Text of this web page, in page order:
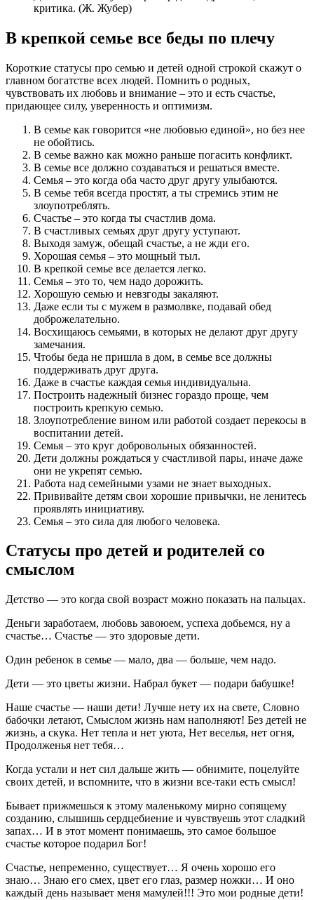
критика. (Ж. Жубер)
В крепкой семье все беды по плечу
Короткие статусы про семью и детей одной строкой скажут о
главном богатстве всех людей. Помнить о родных,
чувствовать их любовь и внимание – это и есть счастье,
придающее силу, уверенность и оптимизм.
В семье как говорится «не любовью единой», но без нее
не обойтись.
В семье важно как можно раньше погасить конфликт.
В семье все должно создаваться и решаться вместе.
Семья – это когда оба часто друг другу улыбаются.
В семье тебя всегда простят, а ты стремись этим не
злоупотреблять.
Счастье – это когда ты счастлив дома.
В счастливых семьях друг другу уступают.
Выходя замуж, обещай счастье, а не жди его.
Хорошая семья – это мощный тыл.
В крепкой семье все делается легко.
Семья – это то, чем надо дорожить.
Хорошую семью и невзгоды закаляют.
Даже если ты с мужем в размолвке, подавай обед
доброжелательно.
Восхищаюсь семьями, в которых не делают друг другу
замечания.
Чтобы беда не пришла в дом, в семье все должны
поддерживать друг друга.
Даже в счастье каждая семья индивидуальна.
Построить надежный бизнес гораздо проще, чем
построить крепкую семью.
Злоупотребление вином или работой создает перекосы в
воспитании детей.
Семья – это круг добровольных обязанностей.
Дети должны рождаться у счастливой пары, иначе даже
они не укрепят семью.
Работа над семейными узами не знает выходных.
Прививайте детям свои хорошие привычки, не ленитесь
проявлять инициативу.
Семья – это сила для любого человека.
Статусы про детей и родителей со
смыслом
Детство — это когда свой возраст можно показать на пальцах.
Деньги заработаем, любовь завоюем, успеха добьемся, ну а
счастье… Счастье — это здоровые дети.
Один ребенок в семье — мало, два — больше, чем надо.
Дети — это цветы жизни. Набрал букет — подари бабушке!
Наше счастье — наши дети! Лучше нету их на свете, Словно
бабочки летают, Смыслом жизнь нам наполняют! Без детей не
жизнь, а скука. Нет тепла и нет уюта, Нет веселья, нет огня,
Продолженья нет тебя…
Когда устали и нет сил дальше жить — обнимите, поцелуйте
своих детей, и вспомните, что в жизни все-таки есть смысл!
Бывает прижмешься к этому маленькому мирно сопящему
созданию, слышишь сердцебиение и чувствуешь этот сладкий
запах… И в этот момент понимаешь, это самое большое
счастье которое подарил Бог!
Счастье, непременно, существует… Я очень хорошо его
знаю… Знаю его смех, цвет его глаз, размер ножки… И оно
каждый день называет меня мамулей!!! Это мои родные дети!